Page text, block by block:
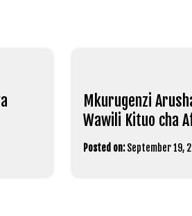
Mkurugenzi
Wawili Kituo cha
Posted on: September 19,